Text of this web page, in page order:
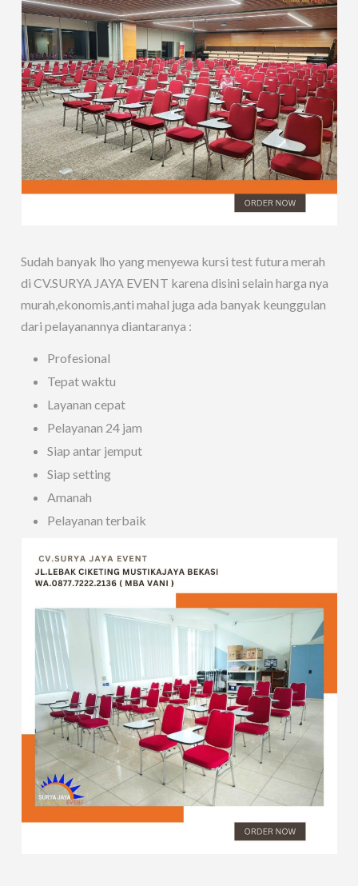
Sudah banyak lho yang menyewa kursi test futura merah
di CV.SURYA JAYA EVENT karena disini selain harga nya
murah,ekonomis,anti mahal juga ada banyak keunggulan
dari pelayanannya diantaranya :
Profesional
Tepat waktu
Layanan cepat
Pelayanan 24 jam
Siap antar jemput
Siap setting
Amanah
Pelayanan terbaik